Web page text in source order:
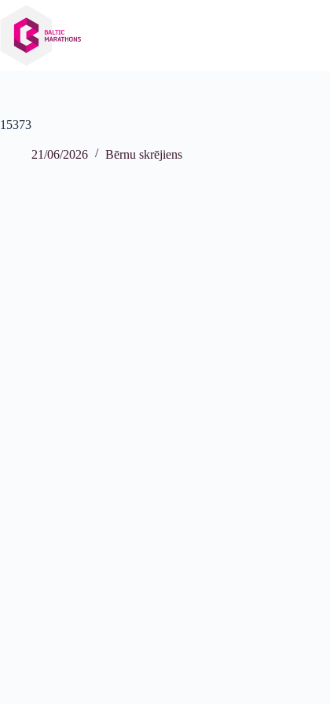
saturu
15373
21/06/2026 Bērnu skrējiens